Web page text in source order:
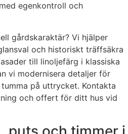
egenkontroll och
gårdskaraktär? Vi hjälper
och historiskt träffsäkra
till linoljefärg i klassiska
vi modernisera detaljer för
på uttrycket. Kontakta
och offert för ditt hus vid